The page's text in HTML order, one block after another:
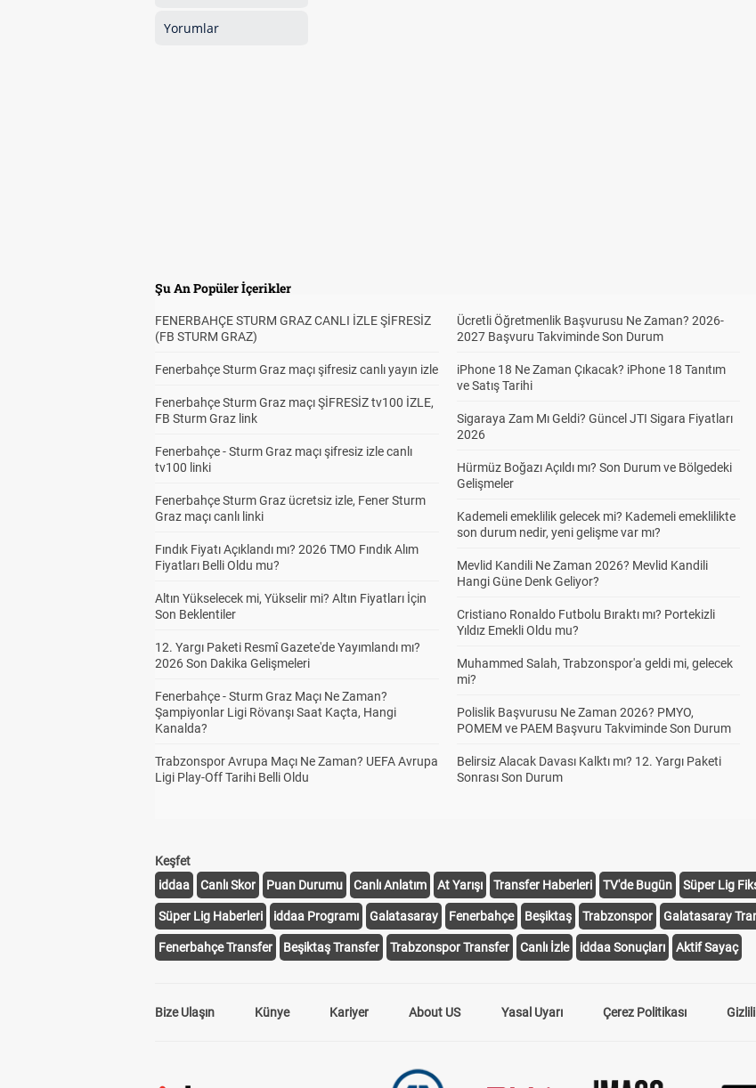
Yorumlar
Şu An Popüler İçerikler
FENERBAHÇE STURM GRAZ CANLI İZLE ŞİFRESİZ
(FB STURM GRAZ)
Fenerbahçe Sturm Graz maçı şifresiz canlı yayın izle
Fenerbahçe Sturm Graz maçı ŞİFRESİZ tv100 İZLE,
FB Sturm Graz link
Fenerbahçe - Sturm Graz maçı şifresiz izle canlı
tv100 linki
Fenerbahçe Sturm Graz ücretsiz izle, Fener Sturm
Graz maçı canlı linki
Fındık Fiyatı Açıklandı mı? 2026 TMO Fındık Alım
Fiyatları Belli Oldu mu?
Altın Yükselecek mi, Yükselir mi? Altın Fiyatları İçin
Son Beklentiler
12. Yargı Paketi Resmî Gazete'de Yayımlandı mı?
2026 Son Dakika Gelişmeleri
Fenerbahçe - Sturm Graz Maçı Ne Zaman?
Şampiyonlar Ligi Rövanşı Saat Kaçta, Hangi
Kanalda?
Trabzonspor Avrupa Maçı Ne Zaman? UEFA Avrupa
Ligi Play-Off Tarihi Belli Oldu
Ücretli Öğretmenlik Başvurusu Ne Zaman? 2026-
2027 Başvuru Takviminde Son Durum
iPhone 18 Ne Zaman Çıkacak? iPhone 18 Tanıtım
ve Satış Tarihi
Sigaraya Zam Mı Geldi? Güncel JTI Sigara Fiyatları
2026
Hürmüz Boğazı Açıldı mı? Son Durum ve Bölgedeki
Gelişmeler
Kademeli emeklilik gelecek mi? Kademeli emeklilikte
son durum nedir, yeni gelişme var mı?
Mevlid Kandili Ne Zaman 2026? Mevlid Kandili
Hangi Güne Denk Geliyor?
Cristiano Ronaldo Futbolu Bıraktı mı? Portekizli
Yıldız Emekli Oldu mu?
Muhammed Salah, Trabzonspor'a geldi mi, gelecek
mi?
Polislik Başvurusu Ne Zaman 2026? PMYO,
POMEM ve PAEM Başvuru Takviminde Son Durum
Belirsiz Alacak Davası Kalktı mı? 12. Yargı Paketi
Sonrası Son Durum
Keşfet
iddaa
Canlı Skor Puan Durumu Canlı Anlatım At Yarışı Transfer Haberleri TV'de Bugün Süper Lig
Süper Lig Haberleri iddaa Programı Galatasaray Fenerbahçe Beşiktaş Trabzonspor Galatasaray
Fenerbahçe Transfer Beşiktaş Transfer Trabzonspor Transfer Canlı İzle iddaa Sonuçları Aktif Sayaç
Bize Ulaşın Künye Kariyer About US Yasal Uyarı Çerez Politikası